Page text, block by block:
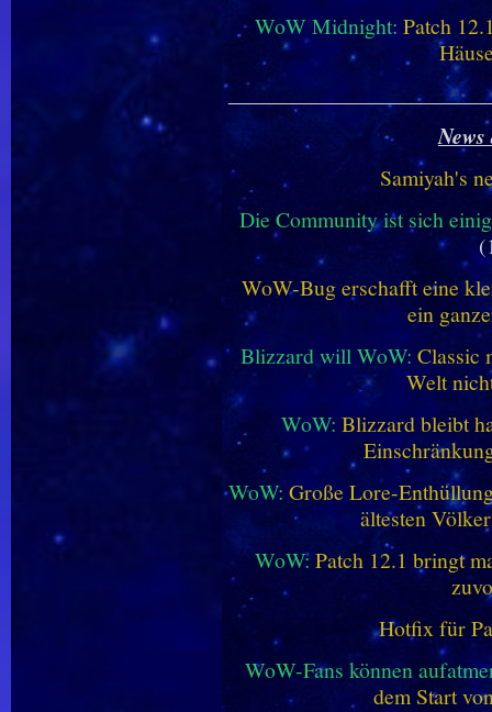
WoW Midnight: Patch
Samiyah's
Die Community ist sich
WoW-Bug erschafft eine
ein
Blizzard will WoW: Classic
Welt
WoW: Blizzard bleibt
WoW:Große Lore-
ältesten
WoW:Patch 12.1 bringt
Hotfix für
WoW-Fans können
dem Start